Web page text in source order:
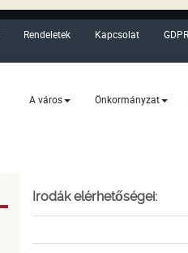
Rendeletek Kapcsolat GDPR
A város Önkormányzat
Irodák elérhetőségei: